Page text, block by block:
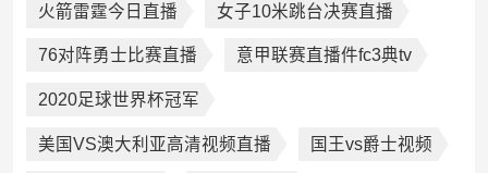
火箭雷霆今日直播 女子10米跳台决赛直播
76对阵勇士比赛直播 意甲联赛直播件fc3典tv
2020足球世界杯冠军
美国VS澳大利亚高清视频直播 国王vs爵士视频